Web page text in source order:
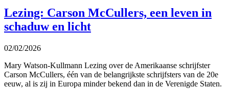
Lezing: Carson McCullers, een leven in
schaduw en licht
02/02/2026
Mary Watson-Kullmann Lezing over de Amerikaanse schrijfster
Carson McCullers, één van de belangrijkste schrijfsters van de 20e
eeuw, al is zij in Europa minder bekend dan in de Verenigde Staten.